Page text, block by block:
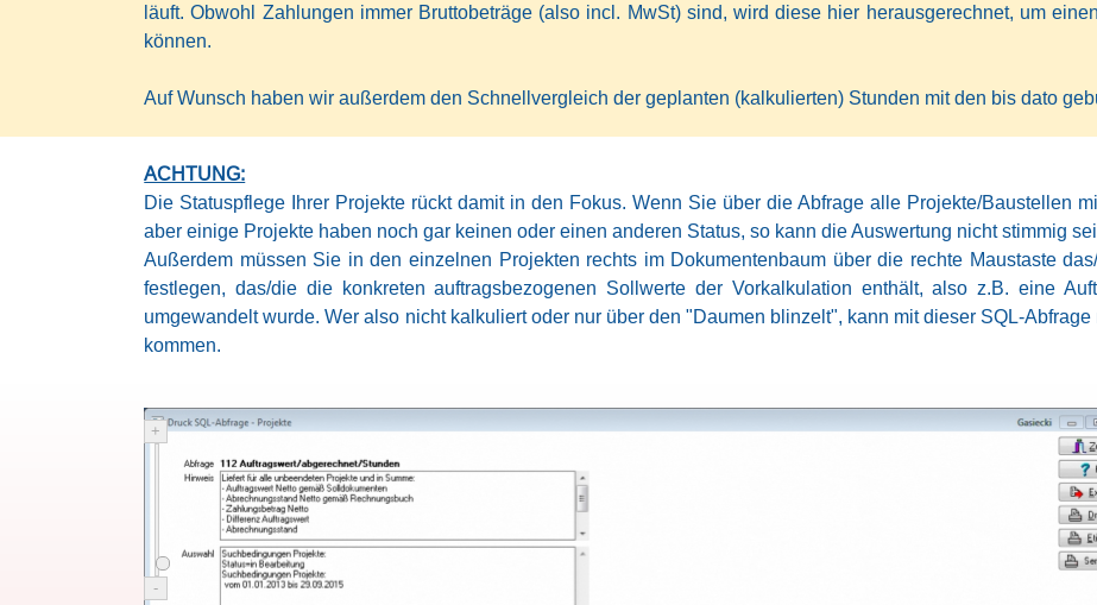
läuft. Obwohl Zahlungen immer Bruttobeträge (also incl. MwSt) sind, wird diese hier herausgerechnet, um
können.
Auf Wunsch haben wir außerdem den Schnellvergleich der geplanten (kalkulierten) Stunden mit den bis dato
ACHTUNG:
Die Statuspflege Ihrer Projekte rückt damit in den Fokus. Wenn Sie über die Abfrage alle Projekte/Baustellen
aber einige Projekte haben noch gar keinen oder einen anderen Status, so kann die Auswertung nicht stimmig
Außerdem müssen Sie in den einzelnen Projekten rechts im Dokumentenbaum über die rechte Maustaste
festlegen, das/die die konkreten auftragsbezogenen Sollwerte der Vorkalkulation enthält, also z.B. eine
umgewandelt wurde. Wer also nicht kalkuliert oder nur über den "Daumen blinzelt", kann mit dieser SQL-
kommen.
+
-